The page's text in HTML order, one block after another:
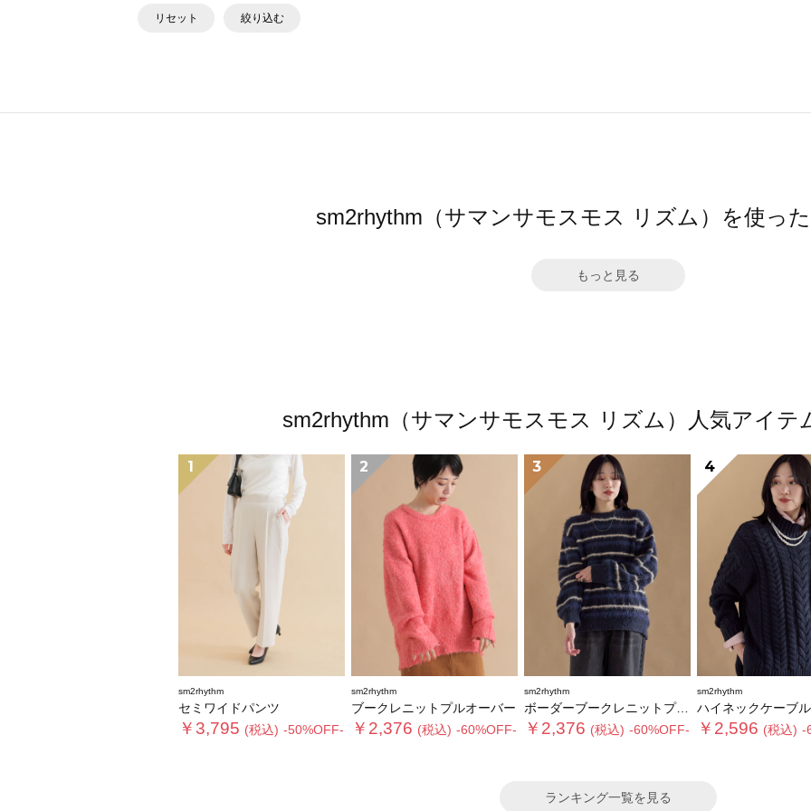
リセット 絞り込む
sm2rhythm（サマンサモスモス リズム）を使っ
もっと見る
sm2rhythm（サマンサモスモス リズム）人気アイテ
1
sm2rhythm
セミワイドパンツ
￥3,795 (税込) -50%OFF-
2
sm2rhythm
ブークレニットプルオーバー
￥2,376 (税込) -60%OFF-
3
sm2rhythm
ボーダーブークレニットプルオーバー
￥2,376 (税込) -60%OFF-
4
sm2rhythm
ハイネックケーブルニットプ
￥2,596 (税込) -
ランキング一覧を見る